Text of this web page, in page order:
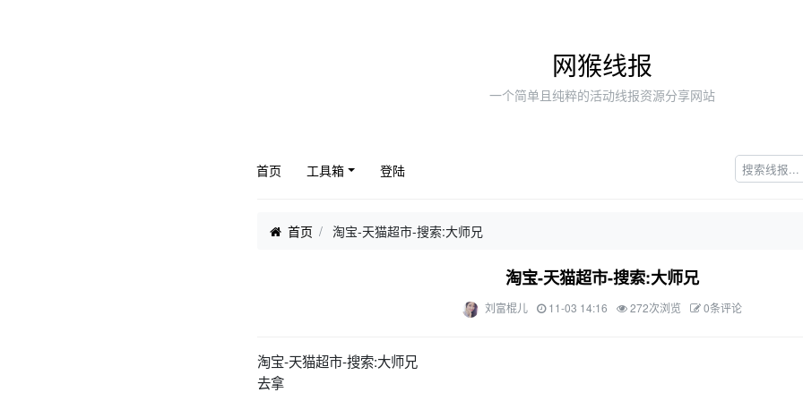
网猴线报
一个简单且纯粹的活动线报资源分享网站
首页 工具箱 登陆
首页 淘宝-天猫超市-搜索:大师兄
淘宝-天猫超市-搜索:大师兄
刘富棍儿 11-03 14:16 272次浏览 0条评论
淘宝-天猫超市-搜索:大师兄
去拿